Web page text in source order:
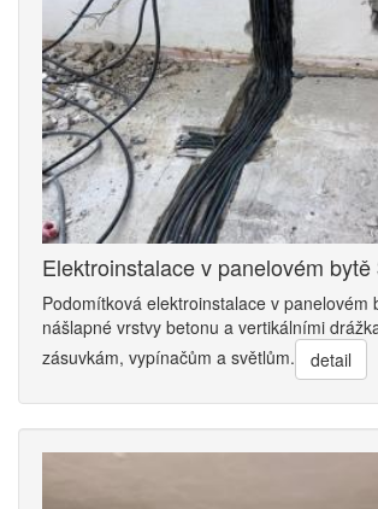
Elektroinstalace v panelovém bytě
Podomítková elektroinstalace v panelovém
nášlapné vrstvy betonu a vertikálními
zásuvkám, vypínačům a světlům.
detail